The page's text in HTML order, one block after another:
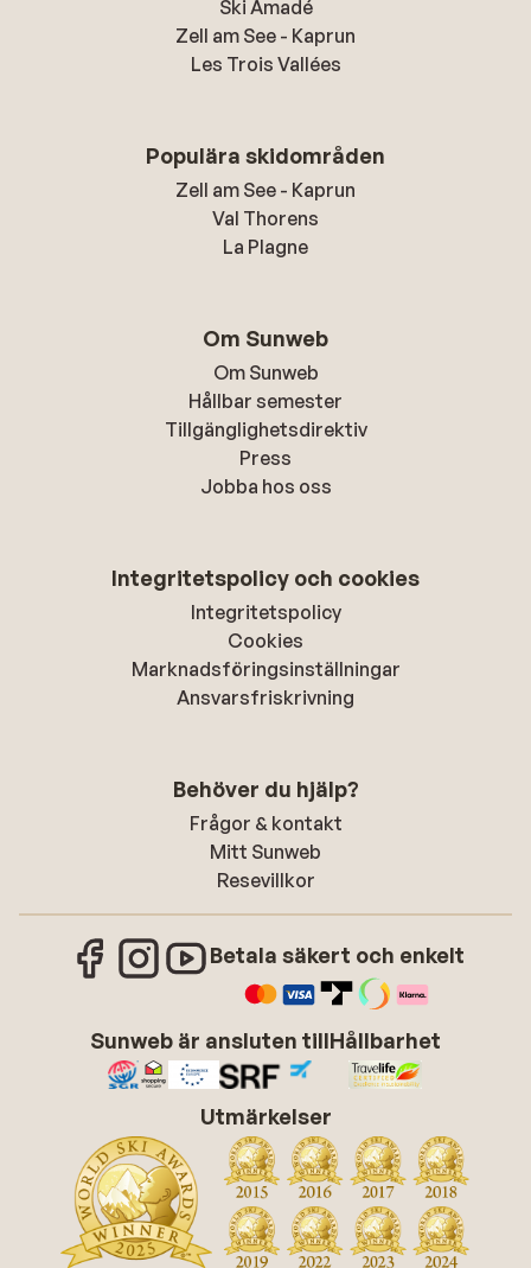
Ski Amadé
Zell am See - Kaprun
Les Trois Vallées
Populära skidområden
Zell am See - Kaprun
Val Thorens
La Plagne
Om Sunweb
Om Sunweb
Hållbar semester
Tillgänglighetsdirektiv
Press
Jobba hos oss
Integritetspolicy och cookies
Integritetspolicy
Cookies
Marknadsföringsinställningar
Ansvarsfriskrivning
Behöver du hjälp?
Frågor & kontakt
Mitt Sunweb
Resevillkor
Betala säkert och enkelt
Sunweb är ansluten tillHållbarhet
Utmärkelser